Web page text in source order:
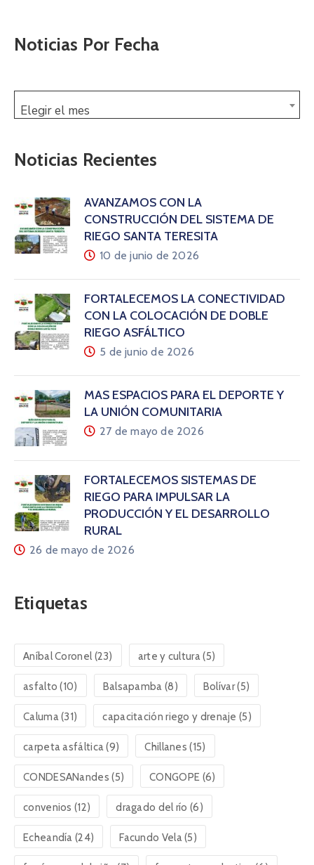
Noticias Por Fecha
Elegir el mes
Noticias Recientes
AVANZAMOS CON LA
CONSTRUCCIÓN DEL SISTEMA DE
RIEGO SANTA TERESITA
10 de junio de 2026
FORTALECEMOS LA CONECTIVIDAD
CON LA COLOCACIÓN DE DOBLE
RIEGO ASFÁLTICO
5 de junio de 2026
MÁS ESPACIOS PARA EL DEPORTE Y
LA UNIÓN COMUNITARIA
27 de mayo de 2026
FORTALECEMOS SISTEMAS DE
RIEGO PARA IMPULSAR LA
PRODUCCIÓN Y EL DESARROLLO
RURAL
26 de mayo de 2026
Etiquetas
Aníbal Coronel(23) arte y cultura(5)
asfalto (10) Balsapamba (8) Bolívar(5)
Caluma(31) capacitación riego y drenaje (5)
carpeta asfáltica(9) Chillanes (15)
CONDESANandes (5) CONGOPE (6)
convenios (12) dragado del río (6)
Echeandía (24) Facundo Vela(5)